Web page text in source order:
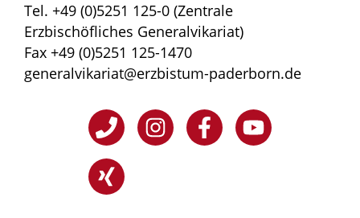
Tel. +49 (0)5251 125-0 (Zentrale
Erzbischöfliches Generalvikariat)
Fax +49 (0)5251 125-1470
generalvikariat@erzbistum-paderborn.de